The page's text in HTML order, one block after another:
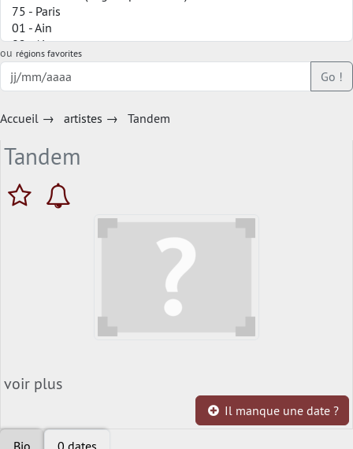
ou régions favorites
Go !
Accueil → artistes → Tandem
Tandem
voir plus
Il manque une date ?
Bio 0 dates